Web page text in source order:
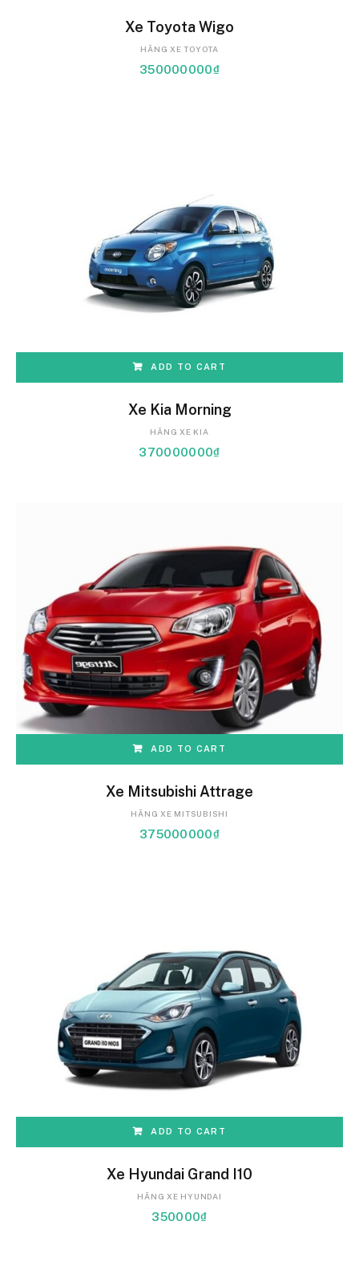
Xe Toyota Wigo
HÃNG XE TOYOTA
350000000₫
ADD TO CART
Xe Kia Morning
HÃNG XE KIA
370000000₫
ADD TO CART
Xe Mitsubishi Attrage
HÃNG XE MITSUBISHI
375000000₫
ADD TO CART
Xe Hyundai Grand I10
HÃNG XE HYUNDAI
350000₫